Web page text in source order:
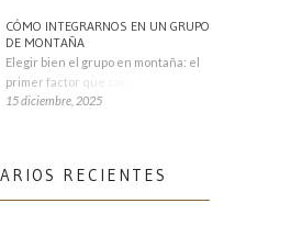
CÓMO INTEGRARNOS EN UN GRUPO
DE MONTAÑA
Elegir bien el grupo en montaña: el
primer factor que condiciona tu
15 diciembre, 2025
RECIENTES